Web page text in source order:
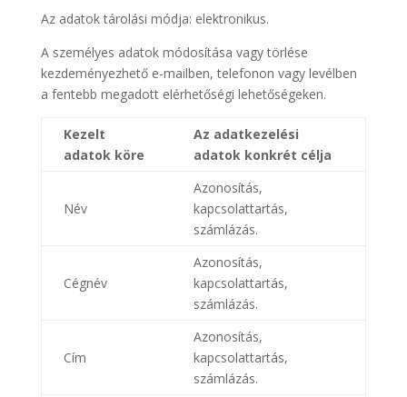
Az adatok tárolási módja: elektronikus.
A személyes adatok módosítása vagy törlése
kezdeményezhető e-mailben, telefonon vagy levélben
a fentebb megadott elérhetőségi lehetőségeken.
Kezelt
adatok köre
Az adatkezelési
adatok konkrét célja
Név
Azonosítás,
kapcsolattartás,
számlázás.
Cégnév
Azonosítás,
kapcsolattartás,
számlázás.
Cím
Azonosítás,
kapcsolattartás,
számlázás.